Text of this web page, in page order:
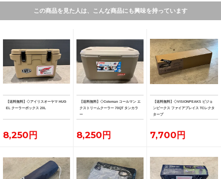
この商品を見た人は、こんな商品にも興味を持っています
【送料無料】◇アイリスオーヤマ HUG
EL クーラーボックス 20L
8,250円
【送料無料】◇Coleman コールマン エ
クストリームクーラー 70QT タンカラ
ー
8,250円
【送料無料】◇VISIONPEAKS ビジョ
ンピークス ファイアプレイス TCレクタ
タープ
7,700円